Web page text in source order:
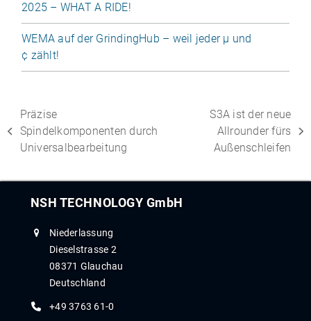
2025 – WHAT A RIDE!
WEMA auf der GrindingHub – weil jeder µ und
¢ zählt!
Präzise
Spindelkomponenten durch
Universalbearbeitung
S3A ist der neue
Allrounder fürs
Außenschleifen
NSH TECHNOLOGY GmbH
Niederlassung
Dieselstrasse 2
08371 Glauchau
Deutschland
+49 3763 61-0